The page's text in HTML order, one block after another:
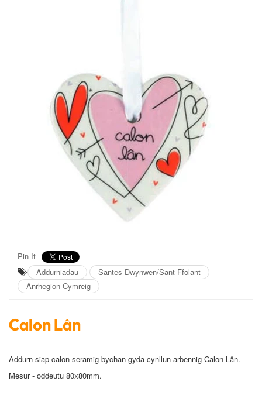
Pin It
Addurniadau
Santes Dwynwen/Sant Ffolant
Anrhegion Cymreig
Calon Lân
Addurn siap calon seramig bychan gyda cynllun arbennig Calon Lân.
Mesur - oddeutu 80x80mm.